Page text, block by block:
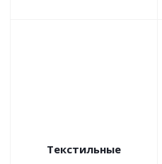
Текстильные